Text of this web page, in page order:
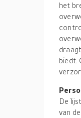
het
biedt.
De
van